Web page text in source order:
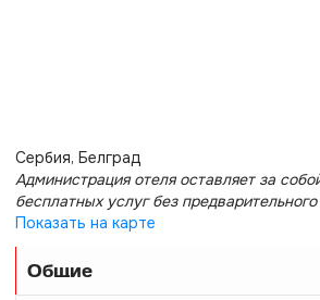
Сербия, Белград
Администрация отеля оставляет за
бесплатных услуг без
Показать на карте
Общие